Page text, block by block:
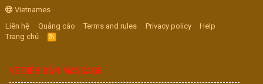
Vietnames
Liên hệ
Quảng cáo Terms and rules Privacy policy
Help
Trang chủ
R
S
VỀ DIỄN ĐÀN MASSAGE